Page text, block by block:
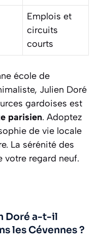
Emplois et
circuits
courts
école de
Julien Doré
gardoises est
parisien. Adoptez
de vie locale
La sérénité des
votre regard neuf.
Doré a-t-il
les Cévennes ?